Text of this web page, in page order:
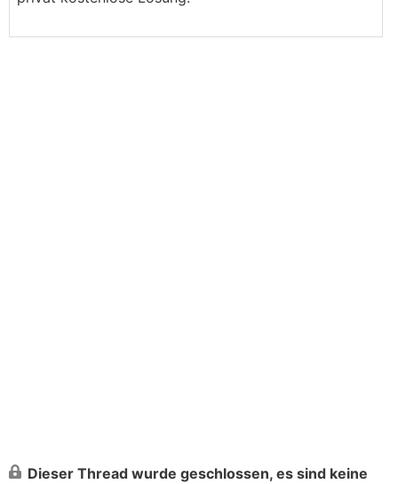
Dieser Thread wurde geschlossen, es sind keine